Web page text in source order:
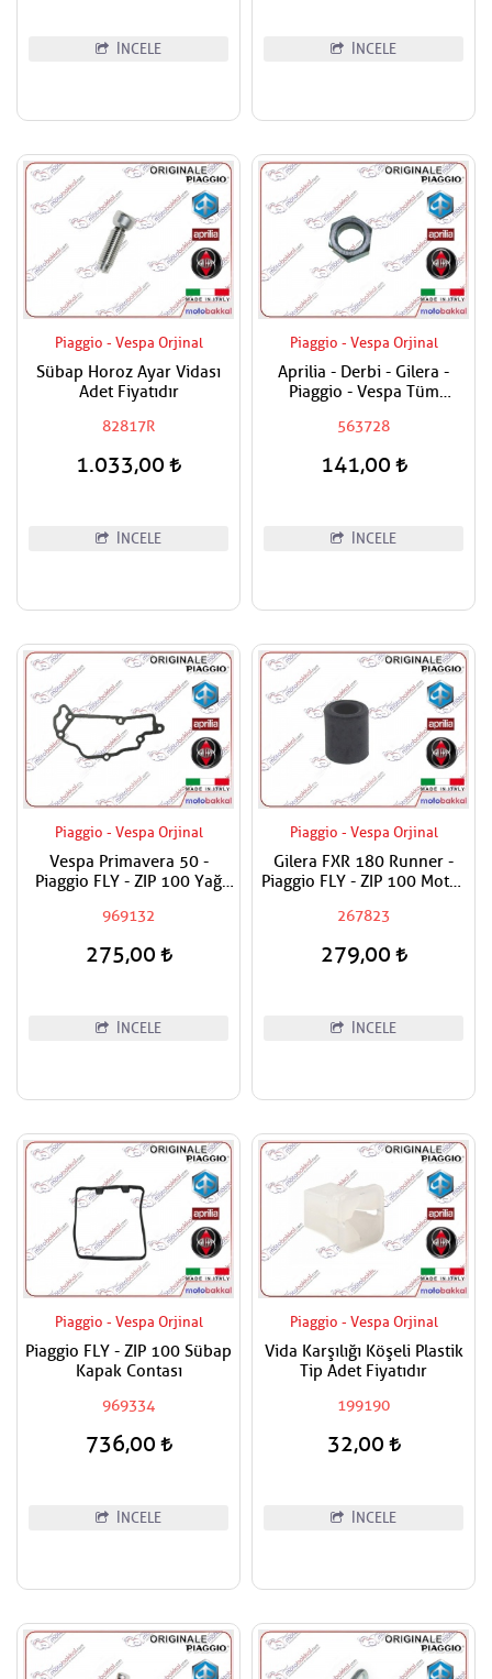
İNCELE İNCELE
Piaggio - Vespa Orjinal
Sübap Horoz Ayar Vidası
Adet Fiyatıdır
82817R
1.033,00
İNCELE
Piaggio - Vespa Orjinal
Aprilia - Derbi - Gilera -
Piaggio - Vespa Tüm
Tekerlek Somunu
563728
141,00
İNCELE
Piaggio - Vespa Orjinal
Vespa Primavera 50 -
Piaggio FLY - ZIP 100 Yağ
969132
275,00
İNCELE
Piaggio - Vespa Orjinal
Gilera FXR 180 Runner -
Piaggio FLY - ZIP 100 Motor
267823
279,00
İNCELE
Piaggio - Vespa Orjinal
Piaggio FLY - ZIP 100 Sübap
Kapak Contası
969334
736,00
İNCELE
Piaggio - Vespa Orjinal
Vida Karşılığı Köşeli Plastik
Tip Adet Fiyatıdır
199190
32,00
İNCELE